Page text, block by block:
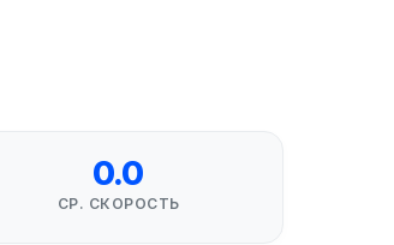
0.0
СР. СКОРОСТЬ